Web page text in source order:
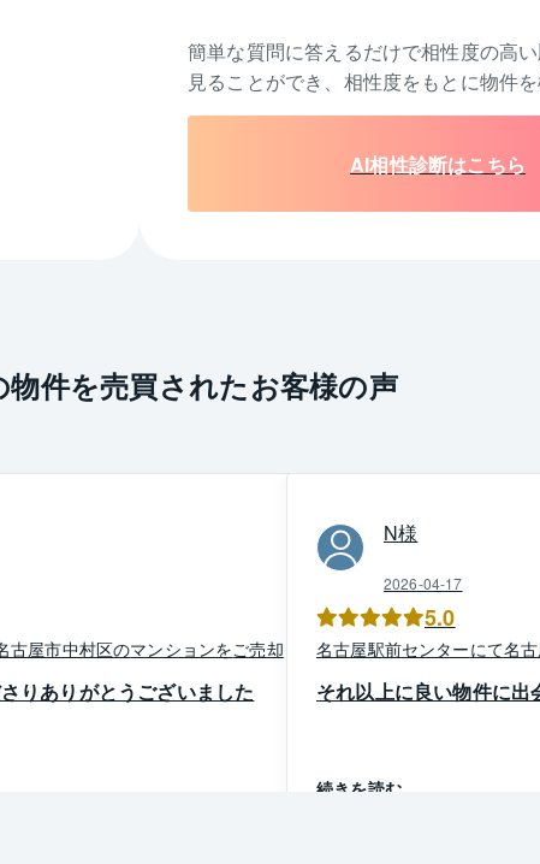
簡単な質問に答えるだけで相性度の高
見ることができ、相性度をもとに物件を
AI相性診断はこちら
物件を売買されたお客様の声
古屋市中村区のマンションをご売却
りありがとうございました
N様
2026-04-17
5.0
名古屋駅前センターにて名
それ以上に良い物件に出
続きを読む